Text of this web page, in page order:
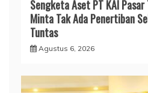
Sengketa Aset PT KAI Pasar
Minta Tak Ada Penertiban
Tuntas
Agustus 6, 2026